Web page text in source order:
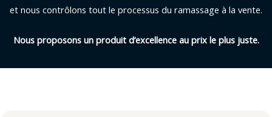
et nous contrôlons tout le processus du ramassage à la vente.
Nous proposons un produit d’excellence au prix le plus juste.